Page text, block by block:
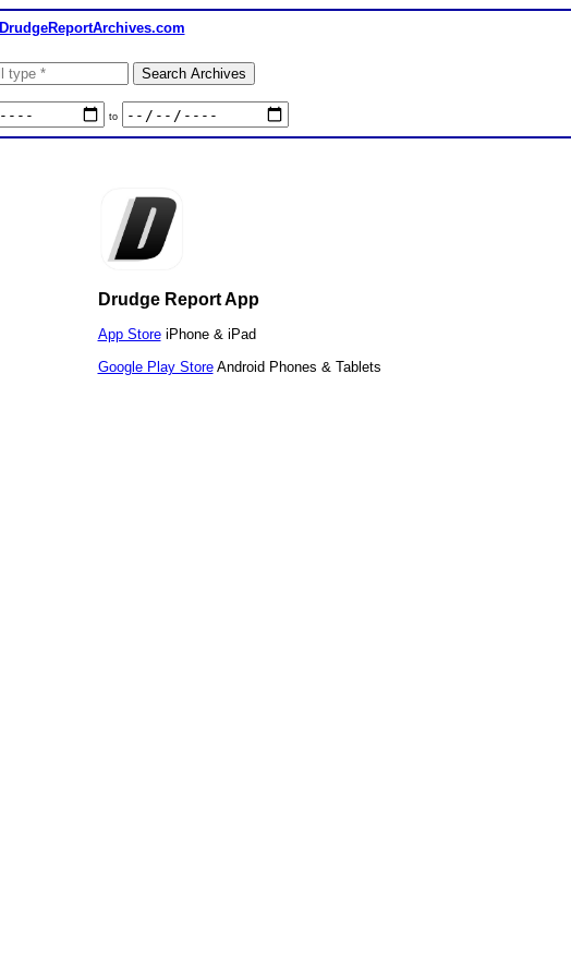
DrudgeReportArchives.com
to
Drudge Report App
App StoreiPhone & iPad
Google Play StoreAndroid Phones & Tablets